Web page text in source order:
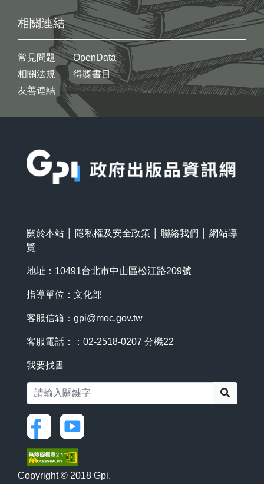
相關連結
常見問題
相關法規
友善連結
OpenData
得獎書目
關於本站 隱私權及安全政策 聯絡我們
網站導
覽
地址：10491台北市中山區松江路209號
指導單位：文化部
客服信箱： gpi@moc.gov.tw
客服電話：：02-2518-0207 分機22
我要找書
Copyright © 2018 Gpi.